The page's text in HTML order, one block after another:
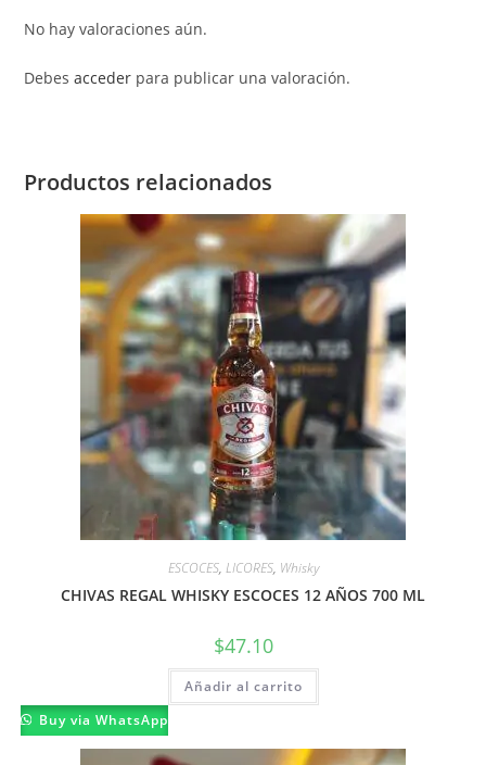
No hay valoraciones aún.
Debesacceder para publicar una valoración.
Productos relacionados
ESCOCES, LICORES, Whisky
CHIVAS REGAL WHISKY ESCOCES 12 AÑOS 700 ML
$47.10
Añadir al carrito
Buy via WhatsApp